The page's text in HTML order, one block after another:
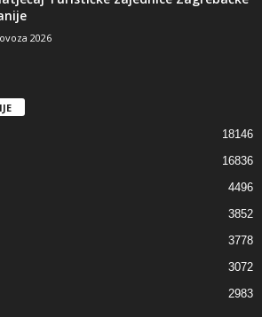
2026
18146
16836
4496
3852
3778
3072
2983